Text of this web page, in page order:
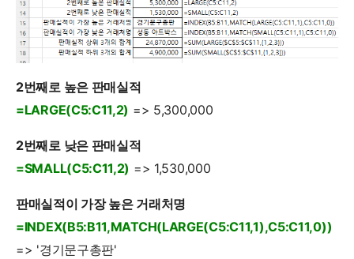
2번째로 높은 판매실적
=LARGE(C5:C11,2) => 5,300,000
2번째로 낮은 판매실적
=SMALL(C5:C11,2) => 1,530,000
판매실적이 가장 높은 거래처명
=INDEX(B5:B11,MATCH(LARGE(C5:C11,1),C5:C11,0))
=> '경기문구총판'